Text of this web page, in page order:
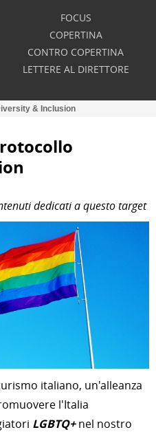
FOCUS
COPERTINA
CONTRO COPERTINA
LETTERE AL DIRETTORE
& Inclusion
dedicati a questo target
italiano, un'alleanza
l'Italia
LGBTQ+nel nostro